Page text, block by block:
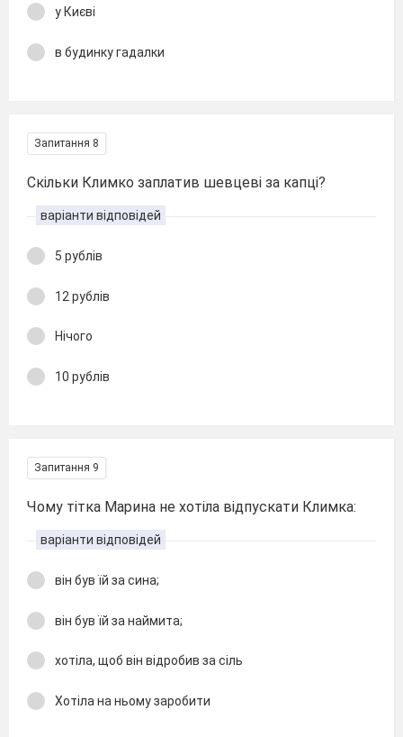
у Києві
в будинку гадалки
Запитання 8
Скільки Климко заплатив шевцеві за капці?
варіанти відповідей
5 рублів
12 рублів
Нічого
10 рублів
Запитання 9
Чому тітка Марина не хотіла відпускати Климка:
варіанти відповідей
він був їй за сина;
він був їй за наймита;
хотіла, щоб він відробив за сіль
Хотіла на ньому заробити